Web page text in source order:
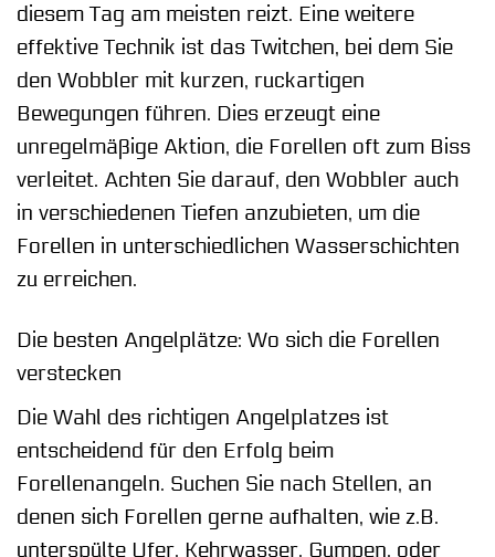
diesem Tag am meisten reizt. Eine weitere
effektive Technik ist das Twitchen, bei dem Sie
den Wobbler mit kurzen, ruckartigen
Bewegungen führen. Dies erzeugt eine
unregelmäßige Aktion, die Forellen oft zum Biss
verleitet. Achten Sie darauf, den Wobbler auch
in verschiedenen Tiefen anzubieten, um die
Forellen in unterschiedlichen Wasserschichten
zu erreichen.
Die besten Angelplätze: Wo sich die Forellen
verstecken
Die Wahl des richtigen Angelplatzes ist
entscheidend für den Erfolg beim
Forellenangeln. Suchen Sie nach Stellen, an
denen sich Forellen gerne aufhalten, wie z.B.
unterspülte Ufer, Kehrwasser, Gumpen, oder